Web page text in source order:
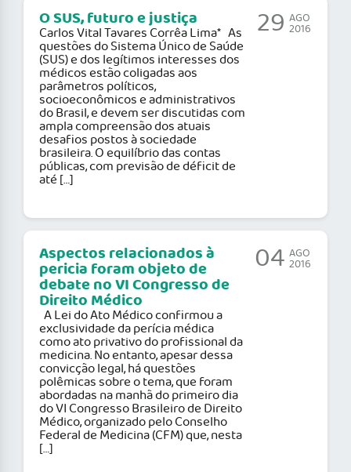
O SUS, futuro e justiça
Carlos Vital Tavares Corrêa Lima* As
questões do Sistema Único de Saúde
(SUS) e dos legítimos interesses dos
médicos estão coligadas aos
parâmetros políticos,
socioeconômicos e administrativos
do Brasil, e devem ser discutidas com
ampla compreensão dos atuais
desafios postos à sociedade
brasileira. O equilíbrio das contas
públicas, com previsão de déficit de
até […]
29 AGO
2016
Aspectos relacionados à
pericia foram objeto de
debate no VI Congresso de
Direito Médico
A Lei do Ato Médico confirmou a
exclusividade da perícia médica
como ato privativo do profissional da
medicina. No entanto, apesar dessa
convicção legal, há questões
polêmicas sobre o tema, que foram
abordadas na manhã do primeiro dia
do VI Congresso Brasileiro de Direito
Médico, organizado pelo Conselho
Federal de Medicina (CFM) que, nesta
[…]
04 AGO
2016